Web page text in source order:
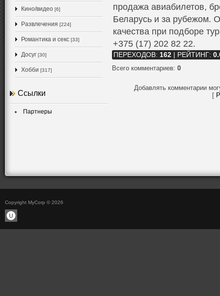
Кино/видео [6]
Развлечения [224]
Романтика и секс [33]
Досуг [30]
Хобби [317]
Ссылки
Партнеры
продажа авиабилетов,
Беларусь и за рубежом.
качества при подборе
+375 (17) 202 82 22.
ПЕРЕХОДОВ: 162 РЕЙТИНГ:
Всего комментариев: 0
Добавлять комментарии
[
Copyright MyCorp © 2026